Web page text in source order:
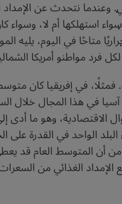
وعندما نتحدث عن
فمثلًا، في إفريقيا كان
أي أنه زاد بمقدار 500 سعر. كما أن
الاقتصادية، وهو ما أدى
الواحد في القدرة
الغذائي من